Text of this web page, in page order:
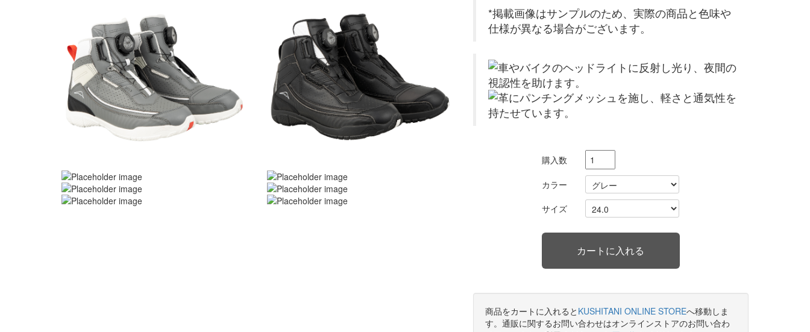
*掲載画像はサンプルのため、実際の商品と色味や
仕様が異なる場合がございます。
購入数
カラー
サイズ
商品をカートに入れると KUSHITANI ONLINE STOREへ移動しま
す。通販に関するお問い合わせはオンラインストアのお問い合わ